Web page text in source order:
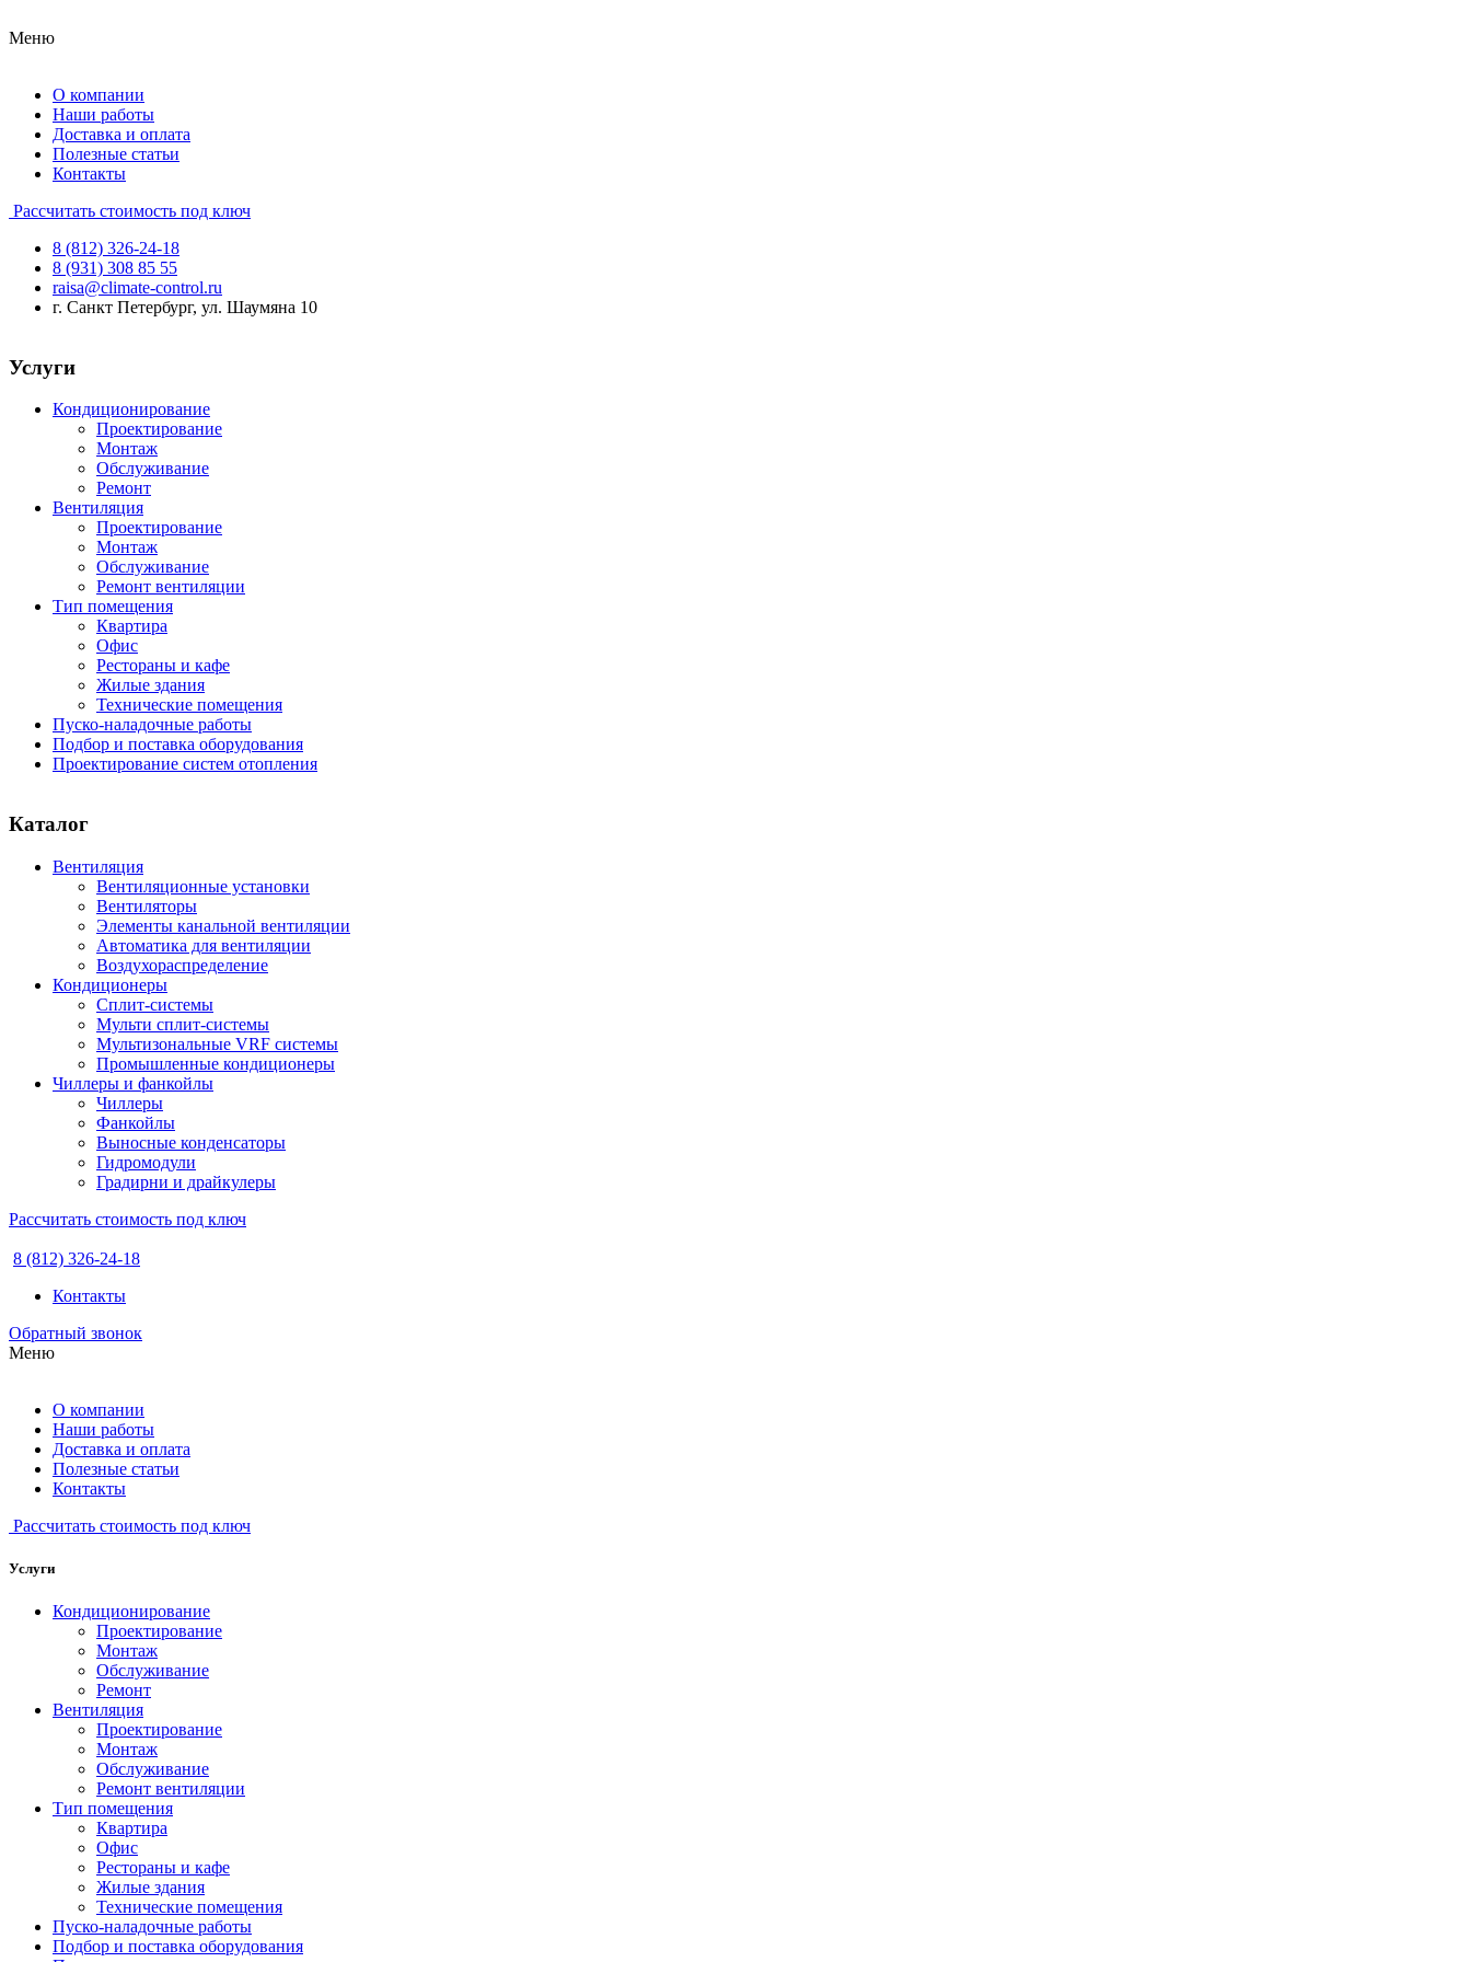
Меню
О компании
Наши работы
Доставка и оплата
Полезные статьи
Контакты
Рассчитать стоимость под ключ
8 (812) 326-24-18
8 (931) 308 85 55
raisa@climate-control.ru
г. Санкт Петербург, ул. Шаумяна 10
Услуги
Кондиционирование
Проектирование
Монтаж
Обслуживание
Ремонт
Вентиляция
Проектирование
Монтаж
Обслуживание
Ремонт вентиляции
Тип помещения
Квартира
Офис
Рестораны и кафе
Жилые здания
Технические помещения
Пуско-наладочные работы
Подбор и поставка оборудования
Проектирование систем отопления
Каталог
Вентиляция
Вентиляционные установки
Вентиляторы
Элементы канальной вентиляции
Автоматика для вентиляции
Воздухораспределение
Кондиционеры
Сплит-системы
Мульти сплит-системы
Мультизональные VRF системы
Промышленные кондиционеры
Чиллеры и фанкойлы
Чиллеры
Фанкойлы
Выносные конденсаторы
Гидромодули
Градирни и драйкулеры
Рассчитать стоимость под ключ
8 (812) 326-24-18
Контакты
Обратный звонок
Меню
О компании
Наши работы
Доставка и оплата
Полезные статьи
Контакты
Рассчитать стоимость под ключ
Услуги
Кондиционирование
Проектирование
Монтаж
Обслуживание
Ремонт
Вентиляция
Проектирование
Монтаж
Обслуживание
Ремонт вентиляции
Тип помещения
Квартира
Офис
Рестораны и кафе
Жилые здания
Технические помещения
Пуско-наладочные работы
Подбор и поставка оборудования